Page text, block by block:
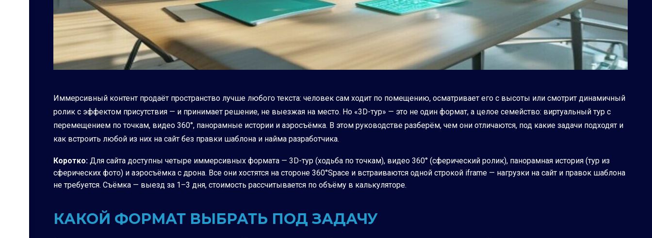
Иммерсивный контент продаёт пространство лучше любого текста: человек сам ходит по помещению, осматривает его с высоты или смотрит динамичный
ролик с эффектом присутствия — и принимает решение, не выезжая на место. Но «3D-тур» — это не один формат, а целое семейство: виртуальный тур с
перемещением по точкам, видео 360°, панорамные истории и аэросъёмка. В этом руководстве разберём, чем они отличаются, под какие задачи подходят и
как встроить любой из них на сайт без правки шаблона и найма разработчика.
Коротко: Для сайта доступны четыре иммерсивных формата — 3D-тур (ходьба по точкам), видео 360° (сферический ролик), панорамная история (тур из
сферических фото) и аэросъёмка с дрона. Все они хостятся на стороне 360°Space и встраиваются одной строкой iframe — нагрузки на сайт и правок шаблона
не требуется. Съёмка — выезд за 1–3 дня, стоимость рассчитывается по объёму в калькуляторе.
КАКОЙ ФОРМАТ ВЫБРАТЬ ПОД ЗАДАЧУ